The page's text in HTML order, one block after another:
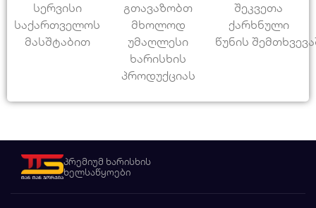
სერვისი
საქართველოს
მასშტაბით
გთავაზობთ
მხოლოდ
უმაღლესი
ხარისხის
პროდუქციას
შეკვეთა
ქარხნული
წუნის
პრემიუმ ხარისხის
ხელსაწყოები